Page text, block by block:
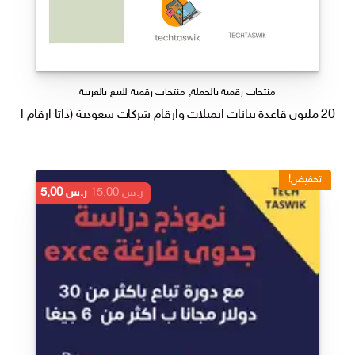
منتجات رقمية بالجملة, منتجات رقمية للبيع بالعربية
20 مليون قاعدة بيانات ايميلات وارقام شركات سعودية (داتا ارقام ايميلات عملاء للتسويق والمبيعات)
تخفيض!
ر.س15,00
السعر
الأصلي
هو:
ر.س 15,00.
ر.س5,00
السعر